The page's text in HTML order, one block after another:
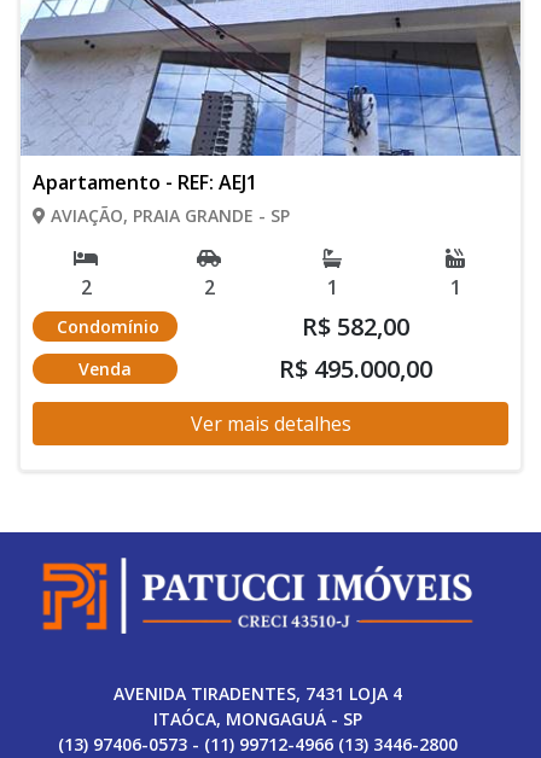
Apartamento - REF: AEJ1
AVIAÇÃO, PRAIA GRANDE - SP
2 2 1 1
Condomínio R$ 582,00
Venda R$ 495.000,00
Ver mais detalhes
AVENIDA TIRADENTES, 7431 LOJA 4
ITAÓCA, MONGAGUÁ - SP
(13) 97406-0573 - (11) 99712-4966 (13) 3446-2800